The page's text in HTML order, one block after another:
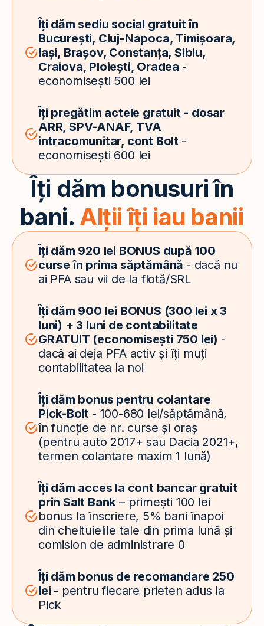
Îți dăm sediu social gratuit în
București, Cluj-Napoca, Timișoara,
Iași, Brașov, Constanța, Sibiu,
Craiova, Ploiești, Oradea -
economisești 500 lei
Îți pregătim actele gratuit - dosar
ARR, SPV-ANAF, TVA
intracomunitar, cont Bolt -
economisești 600 lei
Îți dăm bonusuri în
bani. Alții îți iau banii
Îți dăm 920 lei BONUS după 100
curse în prima săptămână - dacă nu
ai PFA sau vii de la flotă/SRL
Îți dăm 900 lei BONUS (300 lei x 3
luni) + 3 luni de contabilitate
GRATUIT (economisești 750 lei) -
dacă ai deja PFA activ și îți muți
contabilitatea la noi
Îți dăm bonus pentru colantare
Pick-Bolt - 100-680 lei/săptămână,
în funcție de nr. curse și oraș
(pentru auto 2017+ sau Dacia 2021+,
termen colantare maxim 1 lună)
Îți dăm acces la cont bancar gratuit
prin Salt Bank – primești 100 lei
bonus la înscriere, 5% bani înapoi
din cheltuielile tale din prima lună și
comision de administrare 0
Îți dăm bonus de recomandare 250
lei - pentru fiecare prieten adus la
Pick